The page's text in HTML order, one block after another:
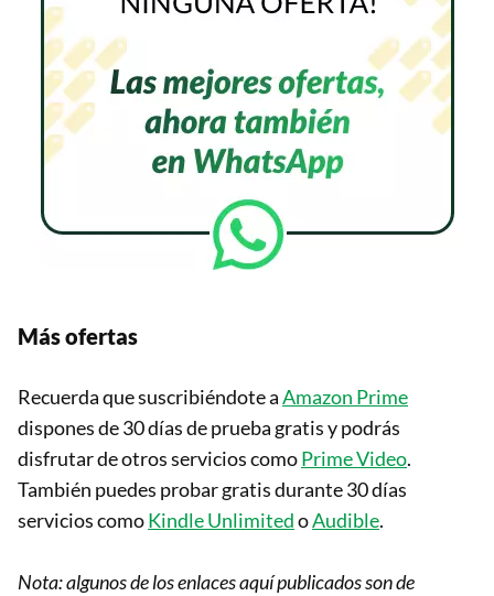
Más ofertas
Recuerda que suscribiéndote aAmazon Prime
dispones de 30 días de prueba gratis y podrás
disfrutar de otros servicios comoPrime Video.
También puedes probar gratis durante 30 días
servicios comoKindle UnlimitedoAudible.
Nota: algunos de los enlaces aquí publicados son de